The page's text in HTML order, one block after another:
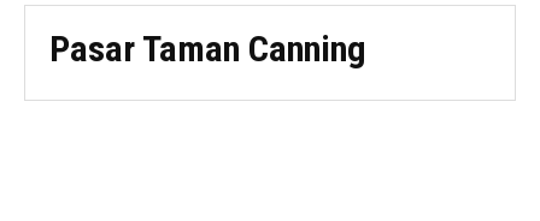
Pasar Taman Canning